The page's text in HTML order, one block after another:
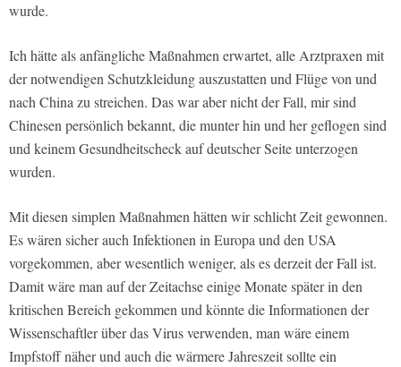
wurde.
Ich hätte als anfängliche Maßnahmen erwartet, alle Arztpraxen mit
der notwendigen Schutzkleidung auszustatten und Flüge von und
nach China zu streichen. Das war aber nicht der Fall, mir sind
Chinesen persönlich bekannt, die munter hin und her geflogen sind
und keinem Gesundheitscheck auf deutscher Seite unterzogen
wurden.
Mit diesen simplen Maßnahmen hätten wir schlicht Zeit gewonnen.
Es wären sicher auch Infektionen in Europa und den USA
vorgekommen, aber wesentlich weniger, als es derzeit der Fall ist.
Damit wäre man auf der Zeitachse einige Monate später in den
kritischen Bereich gekommen und könnte die Informationen der
Wissenschaftler über das Virus verwenden, man wäre einem
Impfstoff näher und auch die wärmere Jahreszeit sollte ein